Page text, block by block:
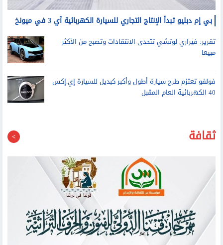
بي إم دبليو تبدأ الإنتاج التجاري للسيارة الكهربائية آي 3 في ميونخ
تقرير: فيراري لوتشي تتحدى الانتقادات وتصبح من الأكثر
مبيعا
40 الكهربائية العام المقبل
ثقافة